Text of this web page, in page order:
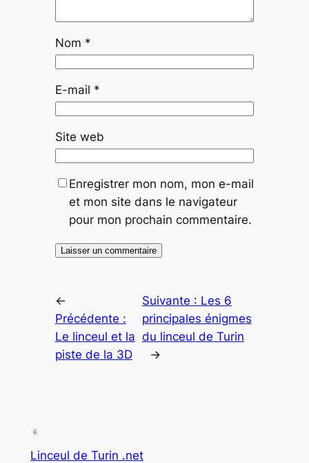
Nom *
E-mail *
Site web
Enregistrer mon nom, mon e-mail
et mon site dans le navigateur
pour mon prochain commentaire.
←
Précédente :
Le linceul et la
piste de la 3D
Suivante : Les 6
principales énigmes
du linceul de Turin
→
Linceul de Turin .net